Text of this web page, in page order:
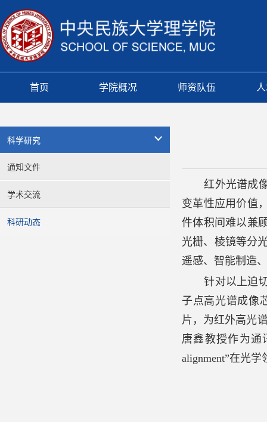
首页 学院概况 师资队伍
科学研究
通知文件
学术交流
科研动态
红外光谱成
变革性应用价值
件体积间难以兼
光栅、棱镜等分
遥感、智能制造
针对以上迫
子点高光谱成像
片，为红外高光
唐鑫教授作为通
alignment”在光